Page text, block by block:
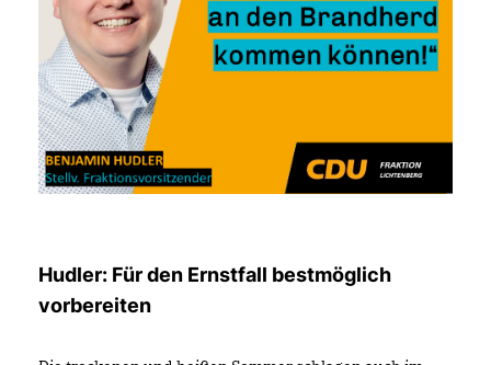
Hudler: Für den Ernstfall bestmöglich
vorbereiten